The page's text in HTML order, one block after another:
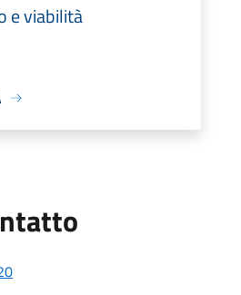
e viabilità